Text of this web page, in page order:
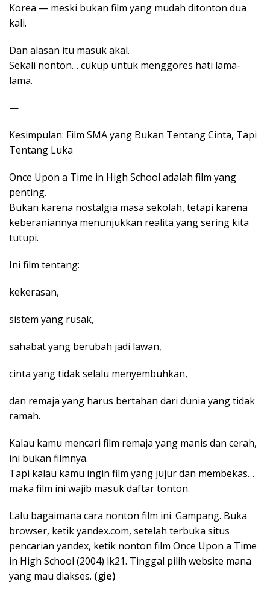
Korea — meski bukan film yang mudah ditonton dua
kali.
Dan alasan itu masuk akal.
Sekali nonton… cukup untuk menggores hati lama-
lama.
—
Kesimpulan: Film SMA yang Bukan Tentang Cinta, Tapi
Tentang Luka
Once Upon a Time in High School adalah film yang
penting.
Bukan karena nostalgia masa sekolah, tetapi karena
keberaniannya menunjukkan realita yang sering kita
tutupi.
Ini film tentang:
kekerasan,
sistem yang rusak,
sahabat yang berubah jadi lawan,
cinta yang tidak selalu menyembuhkan,
dan remaja yang harus bertahan dari dunia yang tidak
ramah.
Kalau kamu mencari film remaja yang manis dan cerah,
ini bukan filmnya.
Tapi kalau kamu ingin film yang jujur dan membekas…
maka film ini wajib masuk daftar tonton.
Lalu bagaimana cara nonton film ini. Gampang. Buka
browser, ketik yandex.com, setelah terbuka situs
pencarian yandex, ketik nonton film Once Upon a Time
in High School (2004) lk21. Tinggal pilih website mana
yang mau diakses. (gie)